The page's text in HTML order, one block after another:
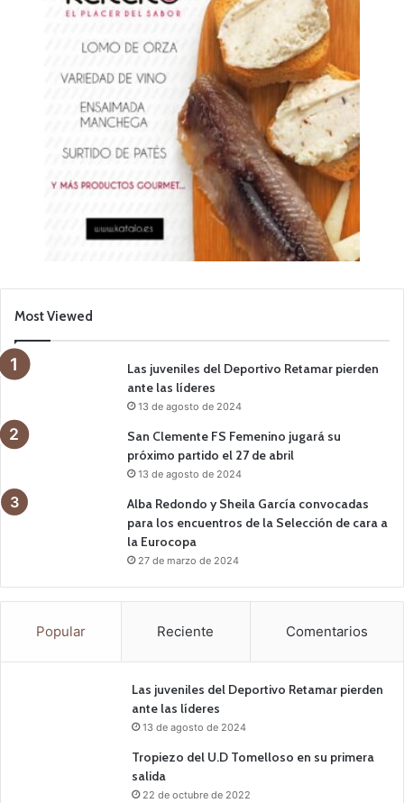
Most Viewed
Las juveniles del Deportivo Retamar pierden
ante las líderes
13 de agosto de 2024
San Clemente FS Femenino jugará su
próximo partido el 27 de abril
13 de agosto de 2024
Alba Redondo y Sheila García convocadas
para los encuentros de la Selección de cara a
la Eurocopa
27 de marzo de 2024
Popular Reciente Comentarios
Las juveniles del Deportivo Retamar pierden
ante las líderes
13 de agosto de 2024
Tropiezo del U.D Tomelloso en su primera
salida
22 de octubre de 2022